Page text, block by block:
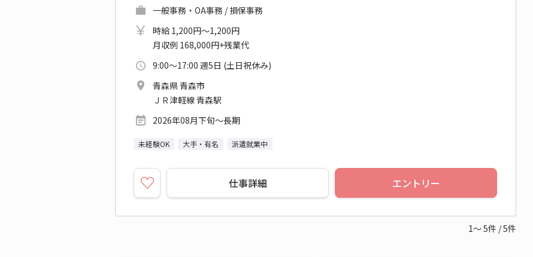
一般事務・OA事務 / 損保事務
時給 1,200円～1,200円
月収例 168,000円+残業代
9:00～17:00 週5日 (土日祝休み)
青森県 青森市
ＪＲ津軽線 青森駅
2026年08月下旬～長期
未経験OK 大手・有名 派遣就業中
仕事詳細 エントリー
1～5件 /5件